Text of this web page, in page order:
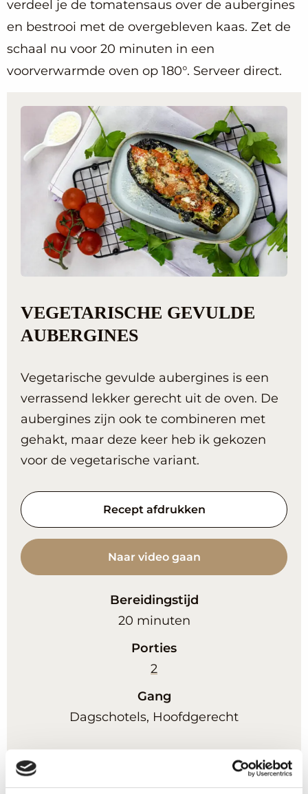
verdeel je de tomatensaus over de aubergines
en bestrooi met de overgebleven kaas. Zet de
schaal nu voor 20 minuten in een
voorverwarmde oven op 180°. Serveer direct.
VEGETARISCHE GEVULDE
AUBERGINES
Vegetarische gevulde aubergines is een
verrassend lekker gerecht uit de oven. De
aubergines zijn ook te combineren met
gehakt, maar deze keer heb ik gekozen
voor de vegetarische variant.
Recept afdrukken
Naar video gaan
Bereidingstijd
20minuten
minuten
Porties
2
Gang
Dagschotels, Hoofdgerecht
Benodigheden